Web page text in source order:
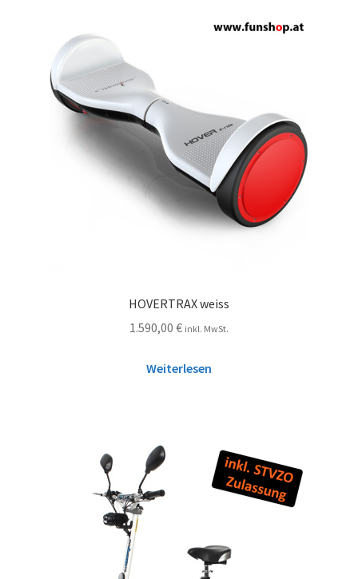
HOVERTRAX weiss
1.590,00 € inkl. MwSt.
Weiterlesen